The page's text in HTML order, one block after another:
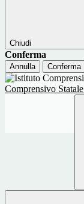
Chiudi
Conferma
Annulla Conferma
Comprensivo Statale